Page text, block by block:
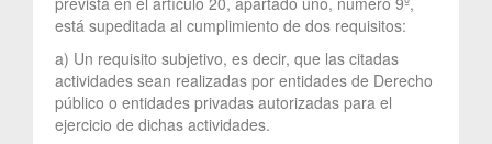
está supeditada al cumplimiento de dos requisitos:
a) Un requisito subjetivo, es decir, que las citadas
actividades sean realizadas por entidades de Derecho
público o entidades privadas autorizadas para el
ejercicio de dichas actividades.